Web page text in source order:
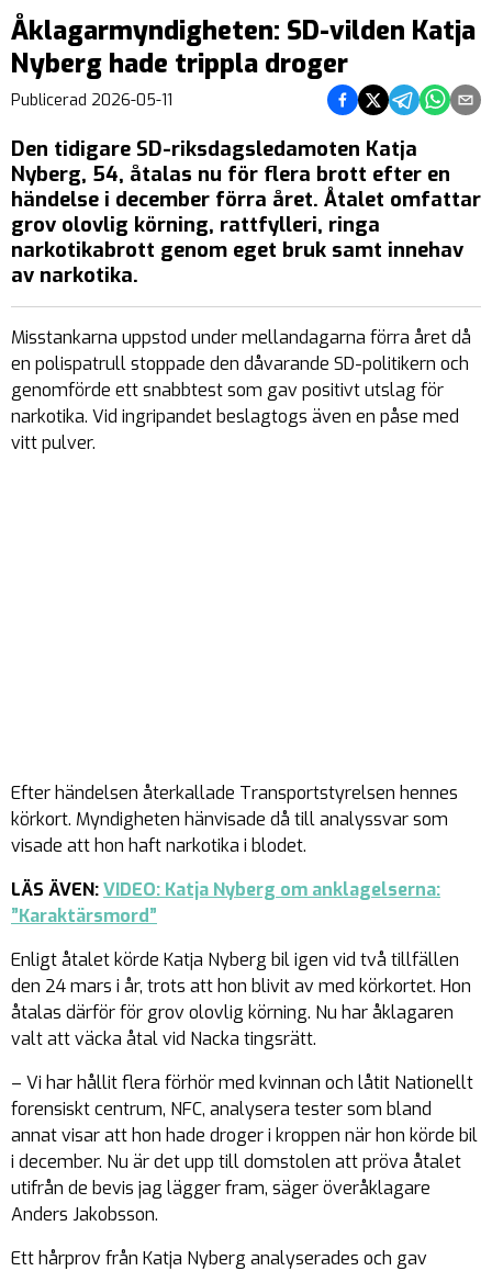
Åklagarmyndigheten: SD-vilden Katja
Nyberg hade trippla droger
Publicerad 2026-05-11 Dela på Facebook
Dela på Twitter
Dela påDela på
Dela
Den tidigare SD-riksdagsledamoten Katja
Nyberg, 54, åtalas nu för flera brott efter en
händelse i december förra året. Åtalet omfattar
grov olovlig körning, rattfylleri, ringa
narkotikabrott genom eget bruk samt innehav
av narkotika.
Misstankarna uppstod under mellandagarna förra året då
en polispatrull stoppade den dåvarande SD-politikern och
genomförde ett snabbtest som gav positivt utslag för
narkotika. Vid ingripandet beslagtogs även en påse med
vitt pulver.
Efter händelsen återkallade Transportstyrelsen hennes
körkort. Myndigheten hänvisade då till analyssvar som
visade att hon haft narkotika i blodet.
LÄS ÄVEN:VIDEO: Katja Nyberg om anklagelserna:
”Karaktärsmord”
Enligt åtalet körde Katja Nyberg bil igen vid två tillfällen
den 24 mars i år, trots att hon blivit av med körkortet. Hon
åtalas därför för grov olovlig körning. Nu har åklagaren
valt att väcka åtal vid Nacka tingsrätt.
– Vi har hållit flera förhör med kvinnan och låtit Nationellt
forensiskt centrum, NFC, analysera tester som bland
annat visar att hon hade droger i kroppen när hon körde bil
i december. Nu är det upp till domstolen att pröva åtalet
utifrån de bevis jag lägger fram, säger överåklagare
Anders Jakobsson.
Ett hårprov från Katja Nyberg analyserades och gav